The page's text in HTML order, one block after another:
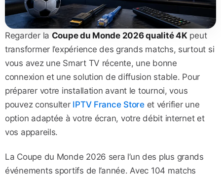
Regarder la Coupe du Monde 2026 qualité 4Kpeut
transformer l’expérience des grands matchs, surtout si
vous avez une Smart TV récente, une bonne
connexion et une solution de diffusion stable. Pour
préparer votre installation avant le tournoi, vous
pouvez consulter IPTV France Storeet vérifier une
option adaptée à votre écran, votre débit internet et
vos appareils.
La Coupe du Monde 2026 sera l’un des plus grands
événements sportifs de l’année. Avec 104 matchs